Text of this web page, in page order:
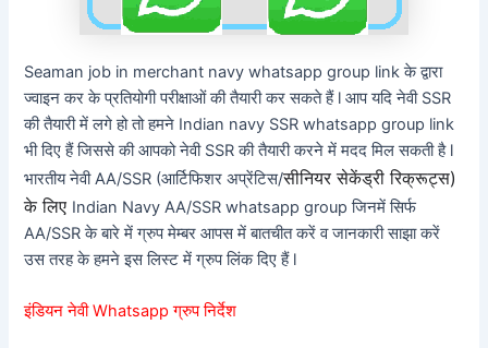
Seaman job in merchant navy whatsapp group link के द्वारा
ज्वाइन कर के प्रतियोगी परीक्षाओं की तैयारी कर सकते हैं l आप यदि नेवी SSR
की तैयारी में लगे हो तो हमने Indian navy SSR whatsapp group link
भी दिए हैं जिससे की आपको नेवी SSR की तैयारी करने में मदद मिल सकती है l
भारतीय नेवी AA/SSR (आर्टिफिशर अप्रेंटिस/सीनियर सेकेंड्री रिक्रूट्स)
के लिए Indian Navy AA/SSR whatsapp group जिनमें सिर्फ
AA/SSR के बारे में ग्रुप मेम्बर आपस में बातचीत करें व जानकारी साझा करें
उस तरह के हमने इस लिस्ट में ग्रुप लिंक दिए हैं l
इंडियन नेवी Whatsapp ग्रुप निर्देश